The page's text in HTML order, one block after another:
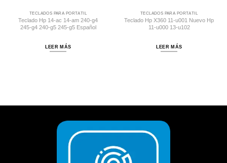
TECLADOS PARA PORTÁTIL
Teclado Hp 14-ac 14-am 240-g4
245-g4 240-g5 245-g5 Español
LEER MÁS
TECLADOS PARA PORTÁTIL
Teclado Hp X360 11-u001 Nuevo Hp
11-u000 13-u102
LEER MÁS